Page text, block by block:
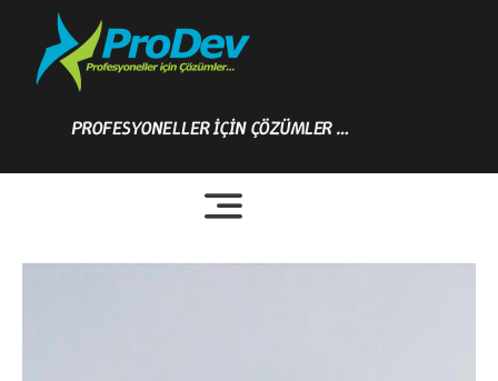
content
PROFESYONELLER İÇİN ÇÖZÜMLER …